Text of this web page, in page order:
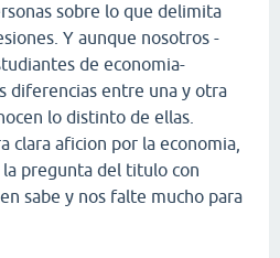
sobre lo que delimita
Y aunque nosotros -
de economia-
diferencias entre una y otra
lo distinto de ellas.
clara aficion por la economia,
pregunta del titulo con
sabe y nos falte mucho para